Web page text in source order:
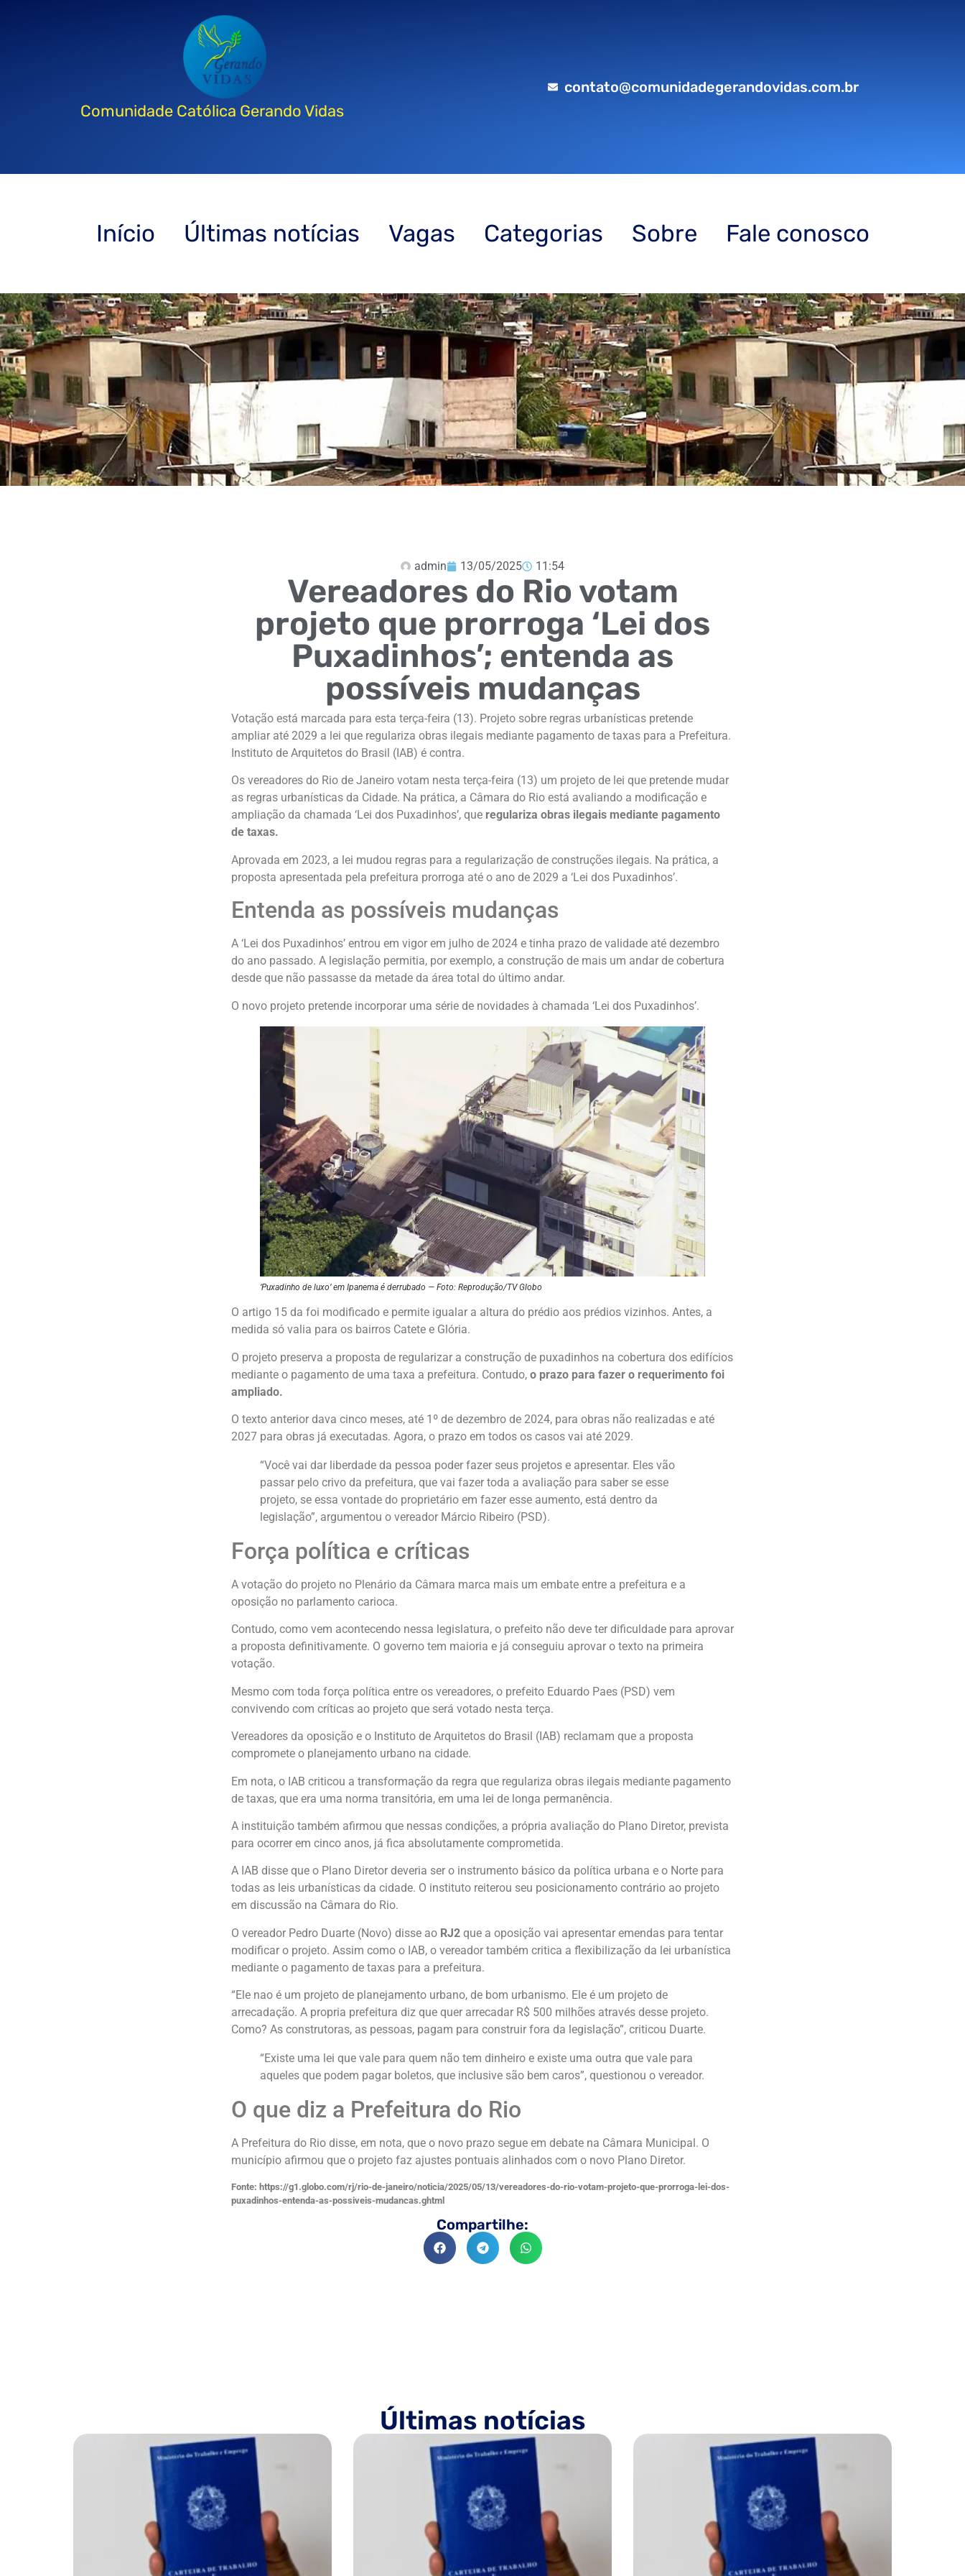
Comunidade Católica Gerando Vidas
contato@comunidadegerandovidas.com.br
Início Últimas notícias Vagas Categorias Sobre Fale conosco
admin 13/05/2025 11:54
Vereadores do Rio votam
projeto que prorroga ‘Lei dos
Puxadinhos’; entenda as
possíveis mudanças
Votação está marcada para esta terça-feira (13). Projeto sobre regras urbanísticas pretende
ampliar até 2029 a lei que regulariza obras ilegais mediante pagamento de taxas para a Prefeitura.
Instituto de Arquitetos do Brasil (IAB) é contra.
Os vereadores do Rio de Janeiro votam nesta terça-feira (13) um projeto de lei que pretende mudar
as regras urbanísticas da Cidade. Na prática, a Câmara do Rio está avaliando a modificação e
ampliação da chamada ‘Lei dos Puxadinhos’, que regulariza obras ilegais mediante pagamento
de taxas.
Aprovada em 2023, a lei mudou regras para a regularização de construções ilegais. Na prática, a
proposta apresentada pela prefeitura prorroga até o ano de 2029 a ‘Lei dos Puxadinhos’.
Entenda as possíveis mudanças
A ‘Lei dos Puxadinhos’ entrou em vigor em julho de 2024 e tinha prazo de validade até dezembro
do ano passado. A legislação permitia, por exemplo, a construção de mais um andar de cobertura
desde que não passasse da metade da área total do último andar.
O novo projeto pretende incorporar uma série de novidades à chamada ‘Lei dos Puxadinhos’.
‘Puxadinho de luxo’ em Ipanema é derrubado — Foto: Reprodução/TV Globo
O artigo 15 da foi modificado e permite igualar a altura do prédio aos prédios vizinhos. Antes, a
medida só valia para os bairros Catete e Glória.
O projeto preserva a proposta de regularizar a construção de puxadinhos na cobertura dos edifícios
mediante o pagamento de uma taxa a prefeitura. Contudo, o prazo para fazer o requerimento foi
ampliado.
O texto anterior dava cinco meses, até 1º de dezembro de 2024, para obras não realizadas e até
2027 para obras já executadas. Agora, o prazo em todos os casos vai até 2029.
“Você vai dar liberdade da pessoa poder fazer seus projetos e apresentar. Eles vão
passar pelo crivo da prefeitura, que vai fazer toda a avaliação para saber se esse
projeto, se essa vontade do proprietário em fazer esse aumento, está dentro da
legislação”, argumentou o vereador Márcio Ribeiro (PSD).
Força política e críticas
A votação do projeto no Plenário da Câmara marca mais um embate entre a prefeitura e a
oposição no parlamento carioca.
Contudo, como vem acontecendo nessa legislatura, o prefeito não deve ter dificuldade para aprovar
a proposta definitivamente. O governo tem maioria e já conseguiu aprovar o texto na primeira
votação.
Mesmo com toda força política entre os vereadores, o prefeito Eduardo Paes (PSD) vem
convivendo com críticas ao projeto que será votado nesta terça.
Vereadores da oposição e o Instituto de Arquitetos do Brasil (IAB) reclamam que a proposta
compromete o planejamento urbano na cidade.
Em nota, o IAB criticou a transformação da regra que regulariza obras ilegais mediante pagamento
de taxas, que era uma norma transitória, em uma lei de longa permanência.
A instituição também afirmou que nessas condições, a própria avaliação do Plano Diretor, prevista
para ocorrer em cinco anos, já fica absolutamente comprometida.
A IAB disse que o Plano Diretor deveria ser o instrumento básico da política urbana e o Norte para
todas as leis urbanísticas da cidade. O instituto reiterou seu posicionamento contrário ao projeto
em discussão na Câmara do Rio.
O vereador Pedro Duarte (Novo) disse ao RJ2 que a oposição vai apresentar emendas para tentar
modificar o projeto. Assim como o IAB, o vereador também critica a flexibilização da lei urbanística
mediante o pagamento de taxas para a prefeitura.
“Ele nao é um projeto de planejamento urbano, de bom urbanismo. Ele é um projeto de
arrecadação. A propria prefeitura diz que quer arrecadar R$ 500 milhões através desse projeto.
Como? As construtoras, as pessoas, pagam para construir fora da legislação”, criticou Duarte.
“Existe uma lei que vale para quem não tem dinheiro e existe uma outra que vale para
aqueles que podem pagar boletos, que inclusive são bem caros”, questionou o vereador.
O que diz a Prefeitura do Rio
A Prefeitura do Rio disse, em nota, que o novo prazo segue em debate na Câmara Municipal. O
município afirmou que o projeto faz ajustes pontuais alinhados com o novo Plano Diretor.
Fonte: https://g1.globo.com/rj/rio-de-janeiro/noticia/2025/05/13/vereadores-do-rio-votam-projeto-que-prorroga-lei-dos-
puxadinhos-entenda-as-possiveis-mudancas.ghtml
Compartilhe:
Últimas notícias